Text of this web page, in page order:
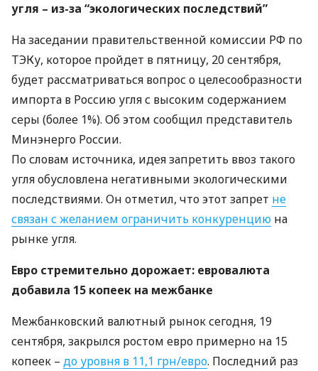
угля – из-за “экологических последствий”
На заседании правительственной комиссии РФ по
ТЭКу, которое пройдет в пятницу, 20 сентября,
будет рассматриваться вопрос о целесообразности
импорта в Россию угля с высоким содержанием
серы (более 1%). Об этом сообщил представитель
Минэнерго России.
По словам источника, идея запретить ввоз такого
угля обусловлена негативными экологическими
последствиями. Он отметил, что этот запрет не
связан с желанием ограничить конкуренцию на
рынке угля.
Евро стремительно дорожает: евровалюта
добавила 15 копеек на межбанке
Межбанковский валютный рынок сегодня, 19
сентября, закрылся ростом евро примерно на 15
копеек – до уровня в 11,1 грн/евро. Последний раз